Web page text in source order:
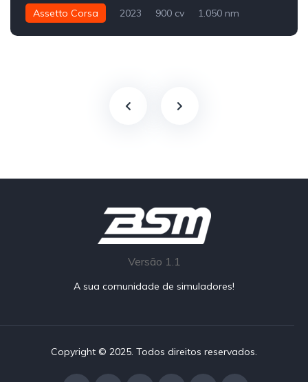
Assetto Corsa 2023 900 cv
1.050 nm
Versão 1.1
A sua comunidade de simuladores!
Copyright © 2025. Todos direitos reservados.